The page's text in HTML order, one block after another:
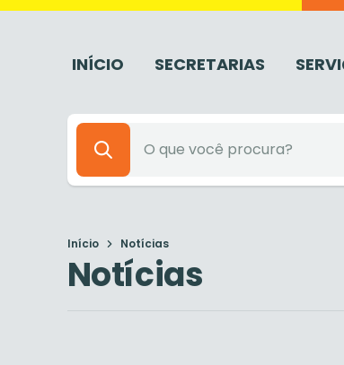
INÍCIO SECRETARIAS
Início Notícias
Notícias